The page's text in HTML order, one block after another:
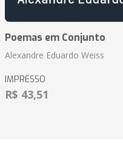
Poemas em Conjunto
Alexandre Eduardo Weiss
IMPRESSO
R$ 43,51